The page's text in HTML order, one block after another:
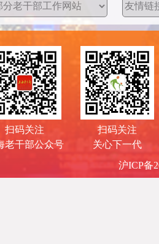
扫码关注
老干部公众号
扫码关注
关心下一代
沪ICP备